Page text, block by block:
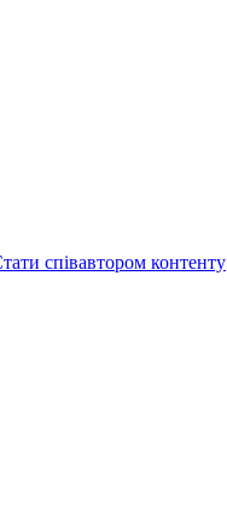
співавтором контенту